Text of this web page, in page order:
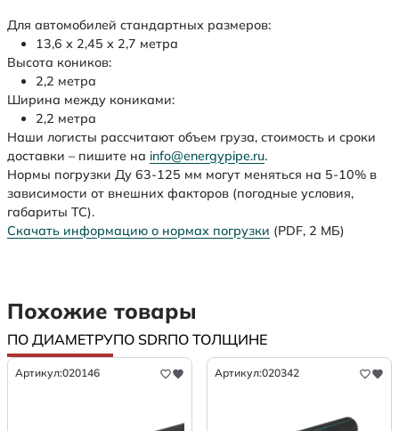
Для автомобилей стандартных размеров:
13,6 х 2,45 х 2,7 метра
Высота коников:
2,2 метра
Ширина между кониками:
2,2 метра
Наши логисты рассчитают объем груза, стоимость и сроки
доставки – пишите на info@energypipe.ru.
Нормы погрузки Ду 63-125 мм могут меняться на 5-10% в
зависимости от внешних факторов (погодные условия,
габариты ТС).
Скачать информацию о нормах погрузки (PDF, 2 МБ)
Похожие товары
ПО ДИАМЕТРУПО SDRПО ТОЛЩИНЕ
Артикул:020146 Артикул:020342